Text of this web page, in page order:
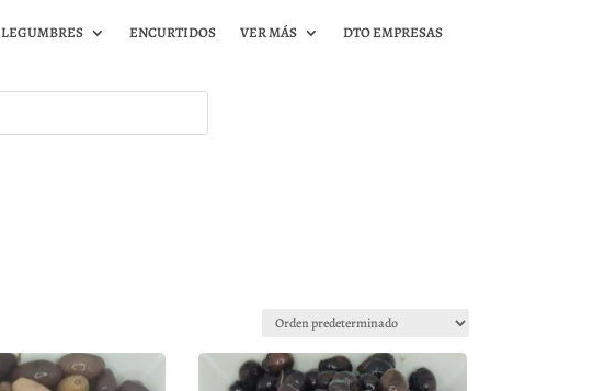
LEGUMBRES ENCURTIDOS VER MÁS DTO EMPRESAS